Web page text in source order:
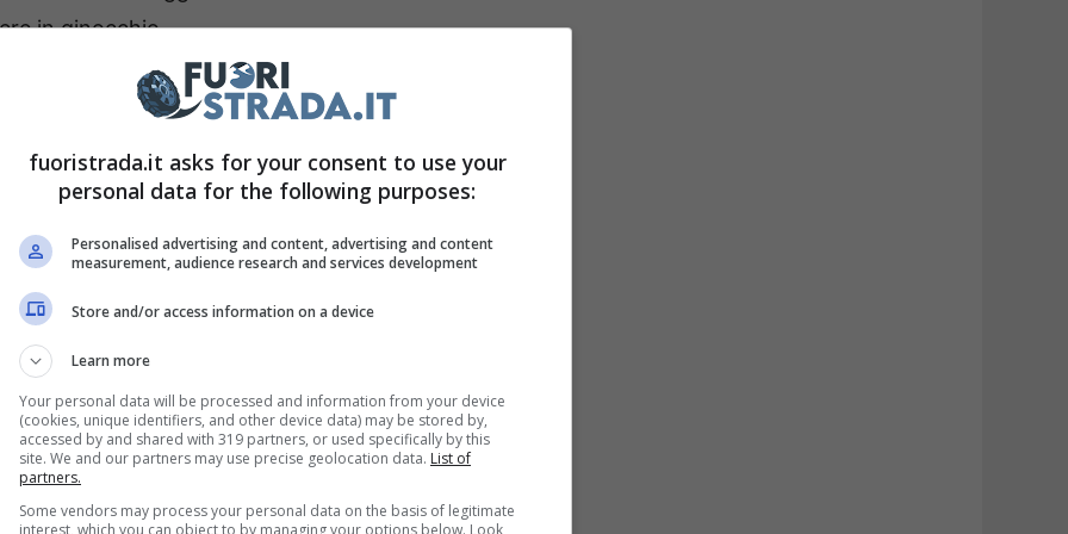
in ginocchio.
di diventare una seria rivale della Tesla.
tecniche all’avanguardia. La
selezionata anche da Leonardo DiCaprio,
anno iniziarono i problemi tecnici e
a chiudere i battenti nel 2013, passando
e performance sembrava allettante.
rispettare le seguenti caratteristiche:
all’avanguardia con un sistema a
fuoristrada.it asks for your consent to use your
personal data for the following purposes:
Personalised advertising and content, advertising and content
measurement, audience research and services development
Store and/or access information on a device
Learn more
Your personal data will be processed and information from your device
(cookies, unique identifiers, and other device data) may be stored by,
accessed by and shared with 319 partners, or used specifically by this
site. We and our partners may use precise geolocation data. List of
partners.
Some vendors may process your personal data on the basis of legitimate
interest, which you can object to by managing your options below. Look